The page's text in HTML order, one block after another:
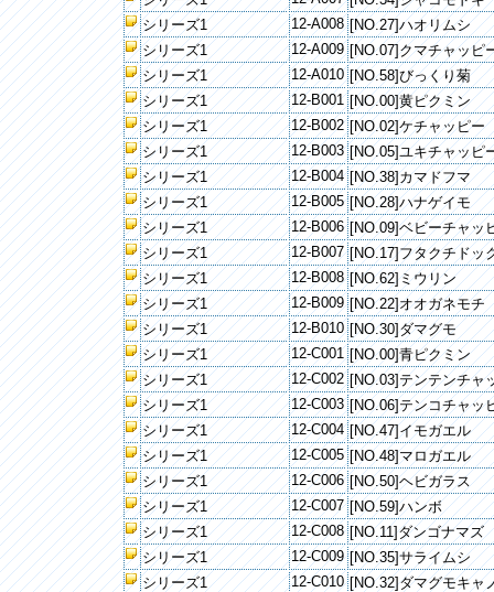
シリーズ1
12-A008 [NO.27]ハオリムシ
シリーズ1
12-A009 [NO.07]クマチャッピ
シリーズ1
12-A010 [NO.58]びっくり菊
シリーズ1
12-B001 [NO.00]黄ピクミン
シリーズ1
12-B002 [NO.02]ケチャッピー
シリーズ1
12-B003 [NO.05]ユキチャッピ
シリーズ1
12-B004 [NO.38]カマドフマ
シリーズ1
12-B005 [NO.28]ハナゲイモ
シリーズ1
12-B006 [NO.09]ベビーチャッ
シリーズ1
12-B007 [NO.17]フタクチドッ
シリーズ1
12-B008 [NO.62]ミウリン
シリーズ1
12-B009 [NO.22]オオガネモチ
シリーズ1
12-B010 [NO.30]ダマグモ
シリーズ1
12-C001 [NO.00]青ピクミン
シリーズ1
12-C002 [NO.03]テンテンチャ
シリーズ1
12-C003 [NO.06]テンコチャッ
シリーズ1
12-C004 [NO.47]イモガエル
シリーズ1
12-C005 [NO.48]マロガエル
シリーズ1
12-C006 [NO.50]ヘビガラス
シリーズ1
12-C007 [NO.59]ハンボ
シリーズ1
12-C008 [NO.11]ダンゴナマズ
シリーズ1
12-C009 [NO.35]サライムシ
シリーズ1
12-C010 [NO.32]ダマグモキャ